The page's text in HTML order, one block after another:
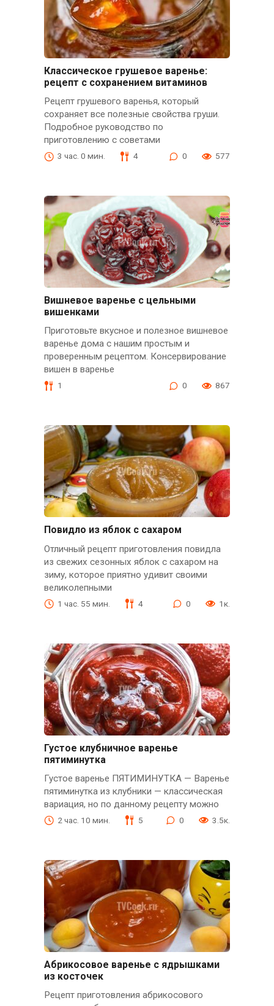
Классическое грушевое варенье:
рецепт с сохранением витаминов
Рецепт грушевого варенья, который
сохраняет все полезные свойства груши.
Подробное руководство по
приготовлению с советами
3 час. 0 мин. 4 0 577
Вишневое варенье с цельными
вишенками
Приготовьте вкусное и полезное вишневое
варенье дома с нашим простым и
проверенным рецептом. Консервирование
вишен в варенье
1 0 867
Повидло из яблок с сахаром
Отличный рецепт приготовления повидла
из свежих сезонных яблок с сахаром на
зиму, которое приятно удивит своими
великолепными
1 час. 55 мин. 4 0 1к.
Густое клубничное варенье
пятиминутка
Густое варенье ПЯТИМИНУТКА — Варенье
пятиминутка из клубники — классическая
вариация, но по данному рецепту можно
2 час. 10 мин. 5 0 3.5к.
Абрикосовое варенье с ядрышками
из косточек
Рецепт приготовления абрикосового